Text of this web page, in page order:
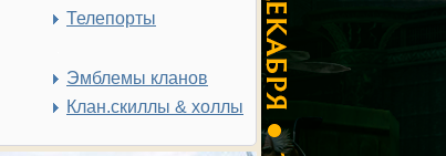
Телепорты
Эмблемы кланов
Клан.скиллы & холлы